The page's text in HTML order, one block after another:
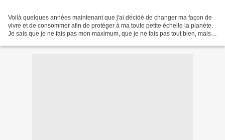
Voilà quelques années maintenant que j'ai décidé de changer ma façon de
vivre et de consommer afin de protéger à ma toute petite échelle la planète.
Je sais que je ne fais pas mon maximum, que je ne fais pas tout bien, mais